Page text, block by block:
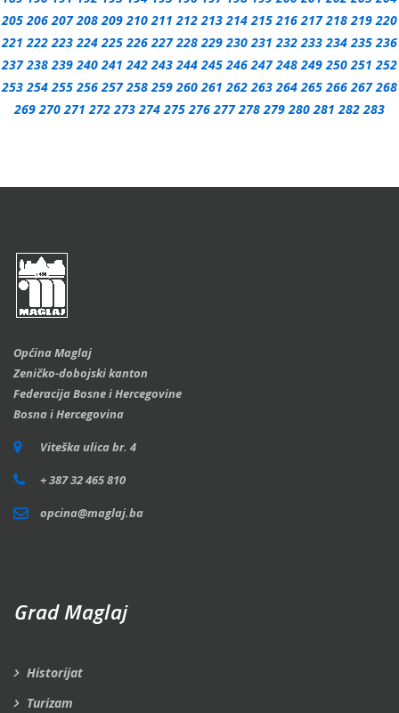
205 206 207 208 209 210 211 212 213 214 215 216 217 218 219 220
221 222 223 224 225 226 227 228 229 230 231 232 233 234 235 236
237 238 239 240 241 242 243 244 245 246 247 248 249 250 251 252
253 254 255 256 257 258 259 260 261 262 263 264 265 266 267 268
269 270 271 272 273 274 275 276 277 278 279 280 281 282 283
Općina Maglaj
Zeničko-dobojski kanton
Federacija Bosne i Hercegovine
Bosna i Hercegovina
Viteška ulica br. 4
+ 387 32 465 810
opcina@maglaj.ba
Grad Maglaj
Historijat
Turizam